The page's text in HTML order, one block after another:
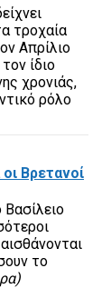
τροχαία
Απρίλιο
ίδιο
χρονιάς,
ρόλο
Βρετανοί
το